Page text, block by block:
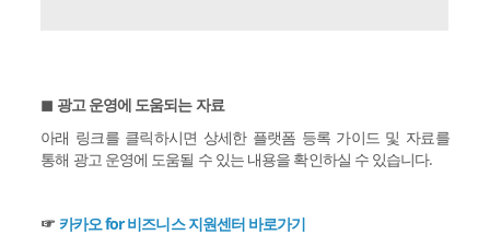
◼︎ 광고 운영에 도움되는 자료
아래 링크를 클릭하시면 상세한 플랫폼 등록 가이드 및 자료를
통해 광고 운영에 도움될 수 있는 내용을 확인하실 수 있습니다.
☞ 카카오 for 비즈니스 지원센터 바로가기